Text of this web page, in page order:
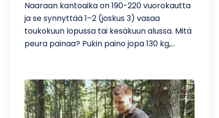
Naaraan kantoaika on 190-220 vuorokautta
ja se synnyttää 1–2 (joskus 3) vasaa
toukokuun lopussa tai kesäkuun alussa. Mitä
peura painaa? Pukin paino jopa 130 kg,…